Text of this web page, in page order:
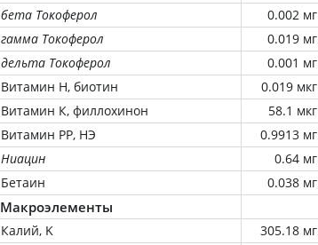
бета Токоферол
0.002 мг
гамма Токоферол
0.019 мг
дельта Токоферол
0.001 мг
Витамин Н, биотин
0.019 мкг
Витамин К, филлохинон
58.1 мкг
Витамин РР, НЭ
0.9913 мг
Ниацин
0.64 мг
Бетаин
0.038 мг
Макроэлементы
Калий, K 305.18 мг